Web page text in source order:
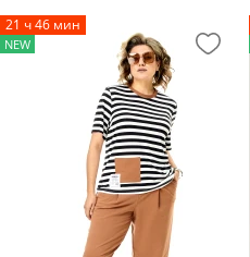
21 ч 46 мин
NEW